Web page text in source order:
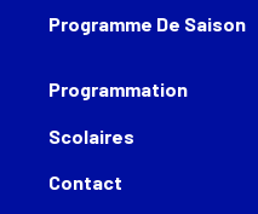
Programmation
Scolaires
Contact
Programme De Saison